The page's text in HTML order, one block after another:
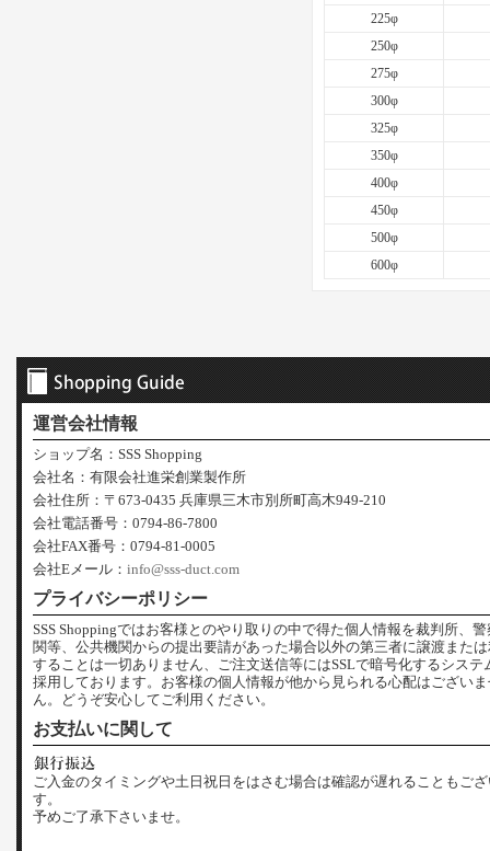
225φ
250φ
275φ
300φ
325φ
350φ
400φ
450φ
500φ
600φ
運営会社情報
ショップ名：SSS Shopping
会社名：有限会社進栄創業製作所
会社住所：〒673-0435 兵庫県三木市別所町高木949-210
会社電話番号：0794-86-7800
会社FAX番号：0794-81-0005
会社Eメール： info@sss-duct.com
プライバシーポリシー
SSS Shoppingではお客様とのやり取りの中で得た個人情報を裁判所、
関等、公共機関からの提出要請があった場合以外の第三者に譲渡また
することは一切ありません、ご注文送信等にはSSLで暗号化するシステ
採用しております。お客様の個人情報が他から見られる心配はござい
ん。どうぞ安心してご利用ください。
お支払いに関して
ご入金のタイミングや土日祝日をはさむ場合は確認が遅れることもご
す。
予めご了承下さいませ。